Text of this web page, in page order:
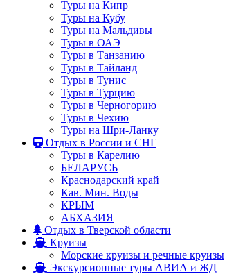
Туры на Кипр
Туры на Кубу
Туры на Мальдивы
Туры в ОАЭ
Туры в Танзанию
Туры в Тайланд
Туры в Тунис
Туры в Турцию
Туры в Черногорию
Туры в Чехию
Туры на Шри-Ланку
Отдых в России и СНГ
Туры в Карелию
БЕЛАРУСЬ
Краснодарский край
Кав. Мин. Воды
КРЫМ
АБХАЗИЯ
Отдых в Тверской области
Круизы
Морские круизы и речные круизы
Экскурсионные туры АВИА и ЖД